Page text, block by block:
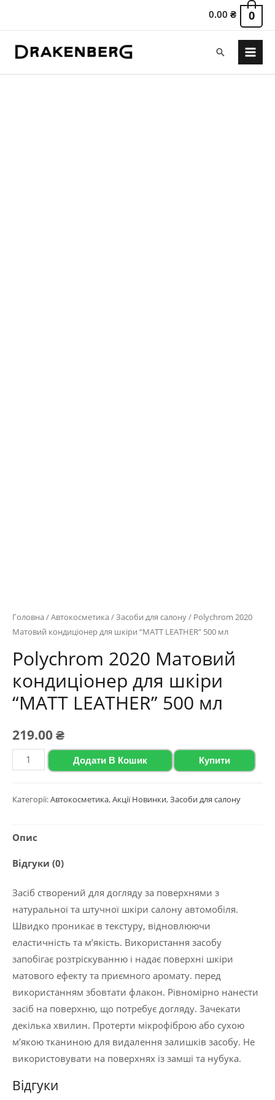
0.00₴ 0
Пошук
Main
Головна/Автокосметика/Засоби для салону/ Polychrom 2020
Матовий кондиціонер для шкіри “MATT LEATHER” 500 мл
Polychrom 2020 Матовий
кондиціонер для шкіри
“MATT LEATHER” 500 мл
219.00₴
Polychrom
2020
кондиціонер
шкіри
LEATHER”
500
мл
кількість
Додати В Кошик Купити
Категорії:Автокосметика,Акції Новинки,Засоби для салону
Опис
Відгуки (0)
Засіб створений для догляду за поверхнями з
натуральної та штучної шкіри салону автомобіля.
Швидко проникає в текстуру, відновлюючи
еластичність та м’якість. Використання засобу
запобігає розтріскуванню і надає поверхні шкіри
матового ефекту та приємного аромату. перед
використанням збовтати флакон. Рівномірно нанести
засіб на поверхню, що потребує догляду. Зачекати
декілька хвилин. Протерти мікрофіброю або сухою
мʼякою тканиною для видалення залишків засобу. Не
використовувати на поверхнях із замші та нубука.
Відгуки